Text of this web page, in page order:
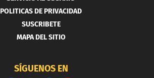
POLITICAS DE PRIVACIDAD
SUSCRIBETE
MAPA DEL SITIO
SÍGUENOS EN